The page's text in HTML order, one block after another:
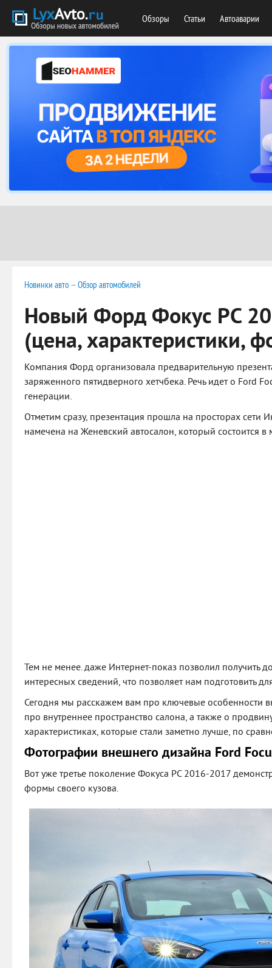
Обзоры Статьи Автоаварии
Новинки авто —Обзор автомобилей
Новый Форд Фокус РС
(цена, характеристики,
Компания Форд организовала предварительную
заряженного пятидверного хетчбека. Речь идет о Ford
генерации.
Отметим сразу, презентация прошла на просторах сети
намечена на Женевский автосалон, который состоится в
Тем не менее. даже Интернет-показ позволил получить
интересных сведений, что позволяет нам подготовить
Сегодня мы расскажем вам про ключевые особенности
про внутреннее пространство салона, а также о
характеристиках, которые стали заметно лучше, по
Фотографии внешнего дизайна Ford
Вот уже третье поколение Фокуса РС 2016-2017
формы своего кузова.